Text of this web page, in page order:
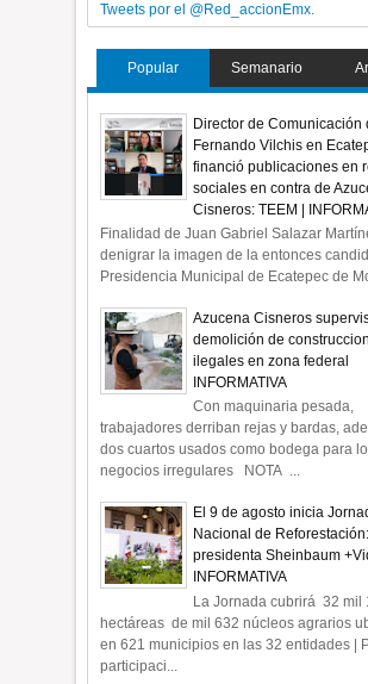
Tweets por el @Red_accionEmx.
Popular Semanario
Director de Comunicación
Fernando Vilchis en
financió publicaciones en
sociales en contra de
Cisneros: TEEM |
Finalidad de Juan Gabriel Salazar
denigrar la imagen de la entonces
Presidencia Municipal de Ecatepec de
Azucena Cisneros
demolición de
ilegales en zona federal
INFORMATIVA
Con maquinaria pesada,
trabajadores derriban rejas y bardas,
dos cuartos usados como bodega para
negocios irregulares NOTA ...
El 9 de agosto inicia
Nacional de Reforestación:
presidenta Sheinbaum
INFORMATIVA
La Jornada cubrirá 32 mil
hectáreas de mil 632 núcleos agrarios
en 621 municipios en las 32 entidades |
participaci...